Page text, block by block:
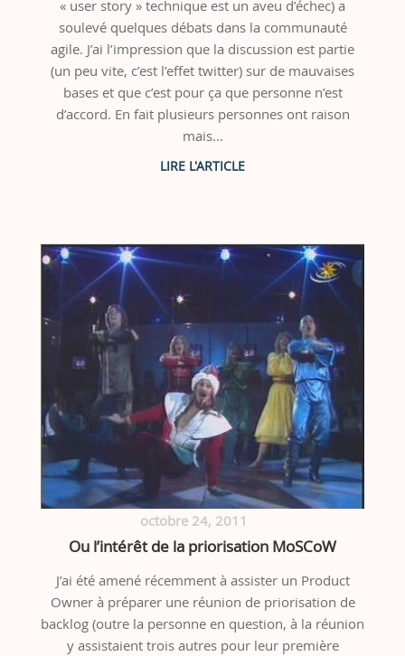
« user story » technique est un aveu d’échec) a
soulevé quelques débats dans la communauté
agile. J’ai l’impression que la discussion est partie
(un peu vite, c’est l’effet twitter) sur de mauvaises
bases et que c’est pour ça que personne n’est
d’accord. En fait plusieurs personnes ont raison
mais...
octobre 24, 2011
Ou l’intérêt de la priorisation MoSCoW
J’ai été amené récemment à assister un Product
Owner à préparer une réunion de priorisation de
backlog (outre la personne en question, à la réunion
y assistaient trois autres pour leur première